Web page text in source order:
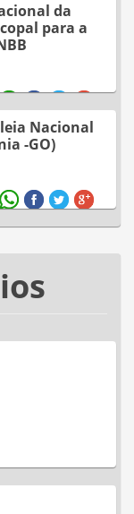
da
para a
Nacional
-GO)